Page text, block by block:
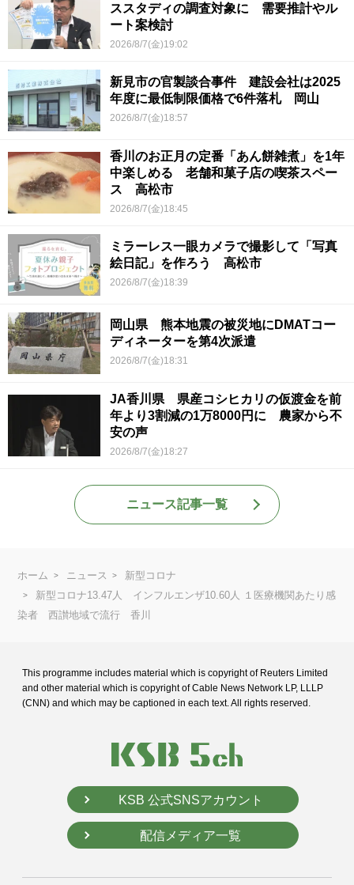
ススタディの調査対象に 需要推計やル
ート案検討
2026/8/7(金)19:02
新見市の官製談合事件 建設会社は2025
年度に最低制限価格で6件落札 岡山
2026/8/7(金)18:57
香川のお正月の定番「あん餅雑煮」を1年
中楽しめる 老舗和菓子店の喫茶スペー
ス 高松市
2026/8/7(金)18:45
ミラーレス一眼カメラで撮影して「写真
絵日記」を作ろう 高松市
2026/8/7(金)18:39
岡山県 熊本地震の被災地にDMATコー
ディネーターを第4次派遣
2026/8/7(金)18:31
JA香川県 県産コシヒカリの仮渡金を前
年より3割減の1万8000円に 農家から不
安の声
2026/8/7(金)18:27
ニュース記事一覧
ホーム ニュース
新型コロナ
新型コロナ13.47人 インフルエンザ10.60人 １医療機関あたり感
染者 西讃地域で流行 香川
This programme includes material which is copyright of Reuters Limited
and other material which is copyright of Cable News Network LP, LLLP
(CNN) and which may be captioned in each text. All rights reserved.
KSB 公式SNSアカウント
配信メディア一覧